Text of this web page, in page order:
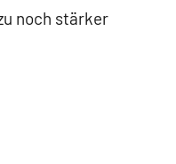
noch stärker